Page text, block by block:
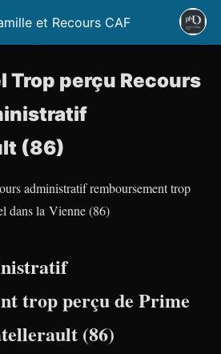
et Recours CAF
Trop perçu Recours
(86)
administratif remboursement trop
dans la Vienne (86)
trop perçu de Prime
(86)